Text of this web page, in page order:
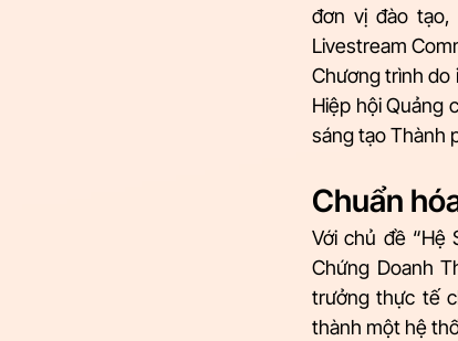
đơn vị đào tạo,
Livestream
Chương trình do
Hiệp hội Quảng
sáng tạo Thành
Chuẩn
Với chủ đề “Hệ
Chứng Doanh
trưởng thực tế
thành một hệ